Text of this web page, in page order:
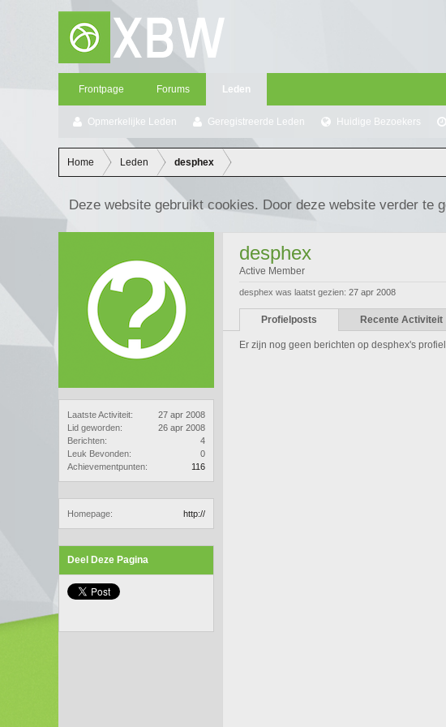
Frontpage Forums Leden
Opmerkelijke Leden Geregistreerde Leden Huidige Bezoekers
Home Leden desphex
Deze website gebruikt cookies. Door deze website verder te
Laatste Activiteit:
27 apr 2008
Lid geworden:
26 apr 2008
Berichten:
4
Leuk Bevonden:
0
Achievementpunten:
116
Homepage: http://
Deel Deze Pagina
desphex
Active Member
desphex was laatst gezien: 27 apr 2008
Profielposts Recente Activiteit
Er zijn nog geen berichten op desphex's